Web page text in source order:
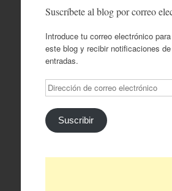
Suscríbete al blog por correo
Introduce tu correo electrónico
este blog y recibir notificaciones
entradas.
Dirección
de
correo
electrónico
Suscribir